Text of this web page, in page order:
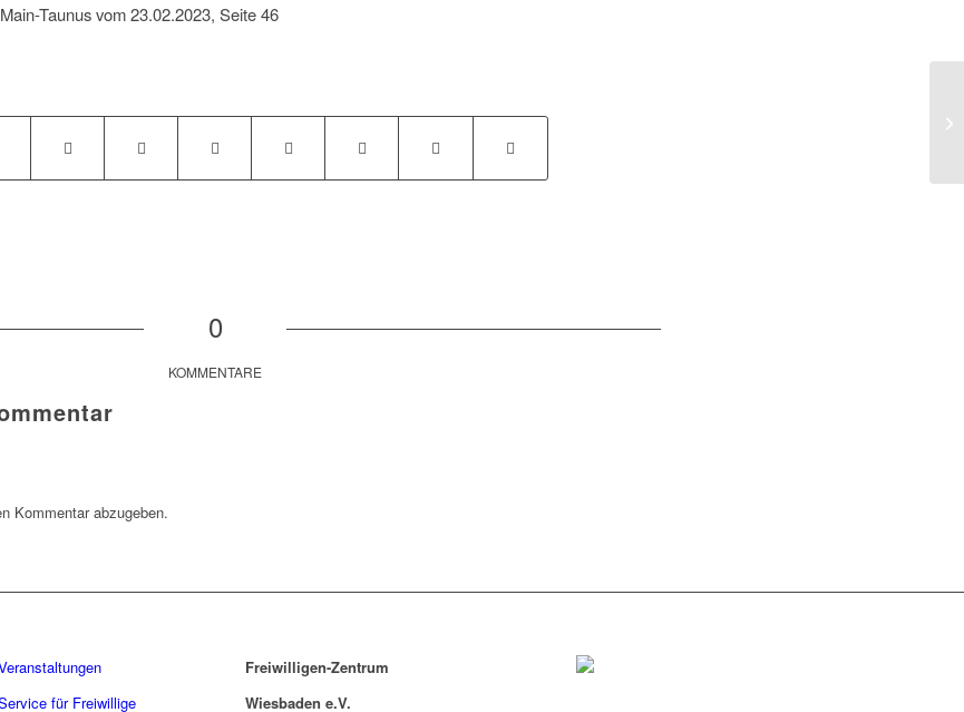
Taunus vom 23.02.2023, Seite 46
0
KOMMENTARE
Kommentar abzugeben.
für Freiwillige
Freiwilligen-Zentrum
Wiesbaden e.V.